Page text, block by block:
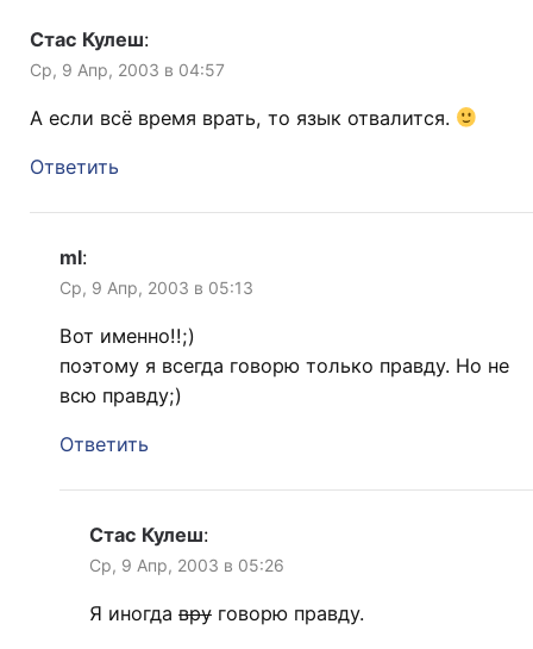
Стас Кулеш:
Ср, 9 Апр, 2003 в 04:57
А если всё время врать, то язык отвалится.
Ответить
ml:
Ср, 9 Апр, 2003 в 05:13
Вот именно!!;)
поэтому я всегда говорю только правду. Но не
всю правду;)
Ответить
Стас Кулеш:
Ср, 9 Апр, 2003 в 05:26
Я иногда вру говорю правду.